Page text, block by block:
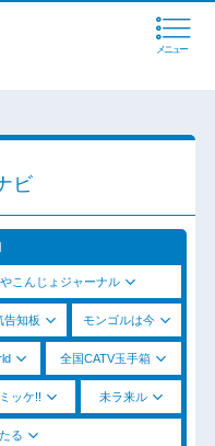
メニュー
ビ
こんじょジャーナル
告知板 モンゴルは今
全国CATV玉手箱
ッケ!! 未ラ来ル
る